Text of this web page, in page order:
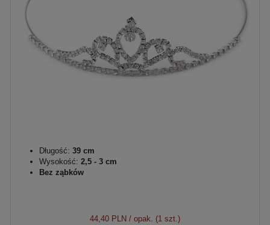
Długość: 39 cm
Wysokość: 2,5 - 3 cm
Bez ząbków
44,40 PLN / opak. (1 szt.)